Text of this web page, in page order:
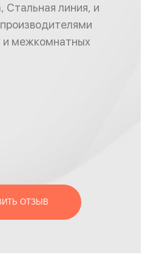
Стальная линия, и
и межкомнатных
ОТЗЫВ